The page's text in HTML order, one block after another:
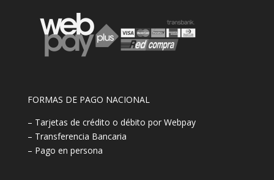
FORMAS DE PAGO NACIONAL
– Tarjetas de crédito o débito por Webpay
– Transferencia Bancaria
– Pago en persona